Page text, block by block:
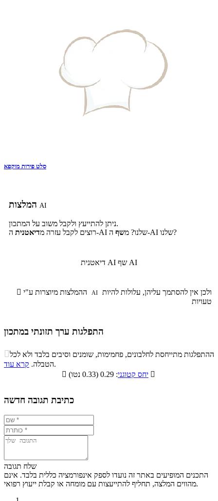
סלט פירות מוקפא
AI
ניתן להתייעץ ולקבל משוב על המתכון.
רוצים לקבל עזרה מדיאטנית ה-AI שלנו? משף ה-AI שלנו?
דיאטנית AI שף AI
 AI
טעויות
התפלגות ערך תזונתי במתכון
התפלגות ערך תזונתי במתכון
סיבים
תזונתיים
שומנים חלבונים
6.2% 64.6%
ההתפלגות מתייחסת לחלבונים, פחמימות, שומנים וסיבים בלבד ולא לכל
הטבלה. קרא עוד
.

יחס קטוגני 
כתיבת תגובה חדשה
שלח תגובה
התכנים המופיעים באתר זה נועדו לספק אינפורמציה כללית בלבד. אינם
מהווים המלצה, תחליף להתייעצות עם מומחה או קבלת ייעוץ רפואי.